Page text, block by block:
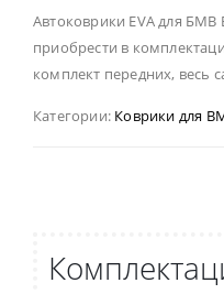
Автоковрики EVA для БМВ
приобрести в
комплект передних, весь
Категории: Коврики для